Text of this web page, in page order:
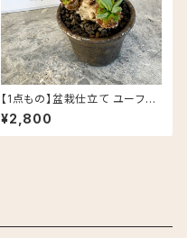
【1点もの】盆栽仕立て ユーフォ
ルビア 峨眉山 信楽焼 陶器鉢
丸鉢 多肉植物
¥2,800